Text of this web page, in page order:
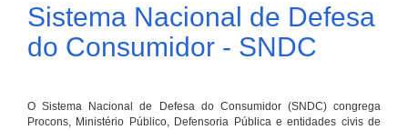
Sistema Nacional de Defesa
do Consumidor - SNDC
O Sistema Nacional de Defesa do Consumidor (SNDC) congrega
Procons, Ministério Público, Defensoria Pública e entidades civis de